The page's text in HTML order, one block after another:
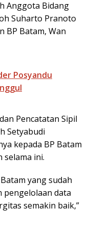
Anggota Bidang
Suharto Pranoto
BP Batam, Wan
Posyandu
Pencatatan Sipil
Setyabudi
kepada BP Batam
selama ini.
yang sudah
pengelolaan data
semakin baik,”